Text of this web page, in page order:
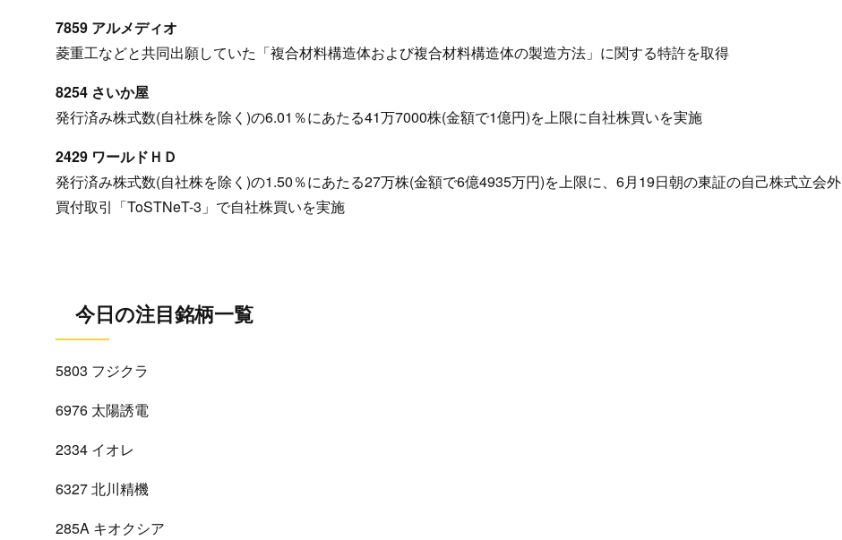
7859 アルメディオ
菱重工などと共同出願していた「複合材料構造体および複合材料構造体の製造方法」に関する特許を取得
8254 さいか屋
発行済み株式数(自社株を除く)の6.01％にあたる41万7000株(金額で1億円)を上限に自社株買いを実施
2429 ワールドＨＤ
発行済み株式数(自社株を除く)の1.50％にあたる27万株(金額で6億4935万円)を上限に、6月19日朝の東証の自己株式立会外
買付取引「ToSTNeT-3」で自社株買いを実施
今日の注目銘柄一覧
5803 フジクラ
6976 太陽誘電
2334 イオレ
6327 北川精機
285A キオクシア